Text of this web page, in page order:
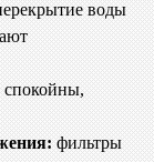
воды
спокойны,
фильтры